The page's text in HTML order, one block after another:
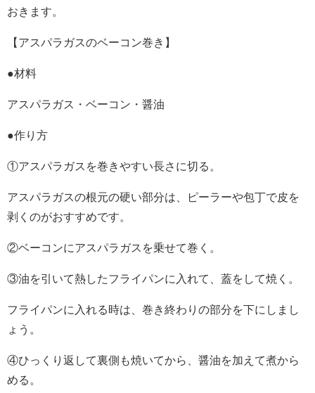
おきます。
【アスパラガスのベーコン巻き】
●材料
アスパラガス・ベーコン・醤油
●作り方
①アスパラガスを巻きやすい長さに切る。
アスパラガスの根元の硬い部分は、ピーラーや包丁で皮を
剥くのがおすすめです。
②ベーコンにアスパラガスを乗せて巻く。
③油を引いて熱したフライパンに入れて、蓋をして焼く。
フライパンに入れる時は、巻き終わりの部分を下にしまし
ょう。
④ひっくり返して裏側も焼いてから、醤油を加えて煮から
める。